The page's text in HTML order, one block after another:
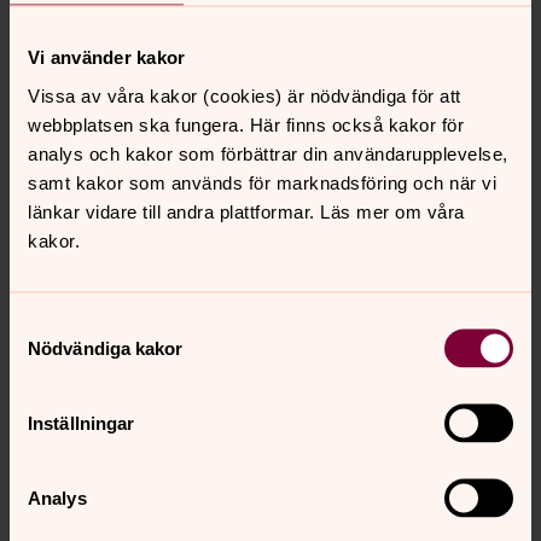
Vi använder kakor
Vissa av våra kakor (cookies) är nödvändiga för att
webbplatsen ska fungera. Här finns också kakor för
analys och kakor som förbättrar din användarupplevelse,
samt kakor som används för marknadsföring och när vi
länkar vidare till andra plattformar. Läs mer om våra
kakor.
Nödvändiga kakor
Inställningar
Analys
gravsättning som i första hand ska gälla. Även om vi tror
önskemål och förvara handlingarna så att de är
tillgängliga för anhöriga. Tala gärna med
kyrkogårdsförvaltningen, din församling eller en
begravningsbyrå om vad man bör tänka på.